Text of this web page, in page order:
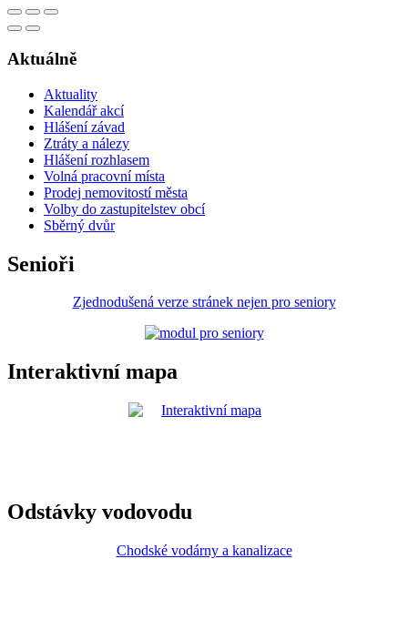
Aktuálně
Aktuality
Kalendář akcí
Hlášení závad
Ztráty a nálezy
Hlášení rozhlasem
Volná pracovní místa
Prodej nemovitostí města
Volby do zastupitelstev obcí
Sběrný dvůr
Senioři
Zjednodušená verze stránek nejen pro seniory
Interaktivní mapa
Odstávky vodovodu
Chodské vodárny a kanalizace